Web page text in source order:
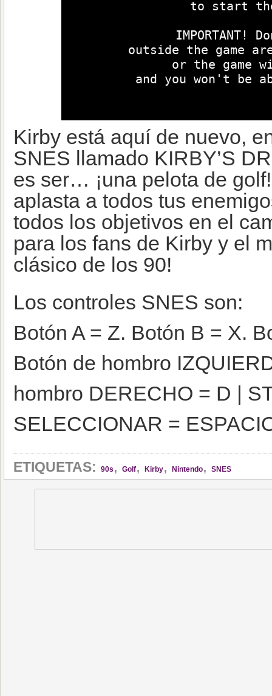
Kirby está aquí de nuevo,
SNES llamado KIRBY’S
es ser… ¡una pelota de
aplasta a todos tus
todos los objetivos en el
para los fans de Kirby y el
clásico de los 90!
Los controles SNES son:
Botón A = Z. Botón B = X.
Botón de hombro
hombro DERECHO = D |
SELECCIONAR =
ETIQUETAS: 90s , Golf, Kirby, Nintendo, SNES